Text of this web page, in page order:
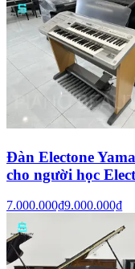
Đàn Electone
cho người học
7.000.000₫9.000.000₫